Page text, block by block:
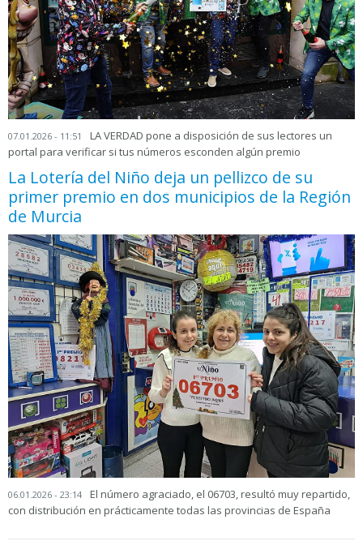
07.01.2026 - 11:51
LA VERDAD pone a disposición de sus lectores un
portal para verificar si tus números esconden algún premio
La Lotería del Niño deja un pellizco de su
primer premio en dos municipios de la Región
de Murcia
06.01.2026 - 23:14
El número agraciado, el 06703, resultó muy repartido,
con distribución en prácticamente todas las provincias de España